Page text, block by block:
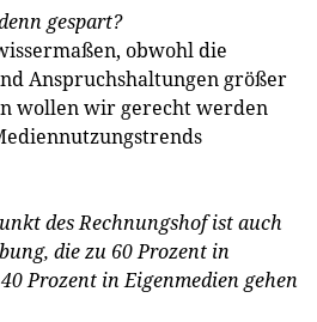
gespart?
obwohl die
Anspruchshaltungen größer
wollen wir gerecht werden
des Rechnungshof ist auch
die zu 60 Prozent in
Prozent in Eigenmedien gehen